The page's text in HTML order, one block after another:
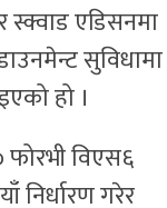
एडिसनमा
सुविधामा
हो ।
विएस६
गरेर